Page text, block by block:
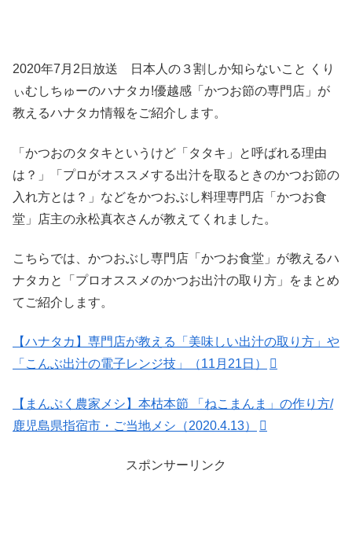
2020年7月2日放送 日本人の３割しか知らないこと くり
ぃむしちゅーのハナタカ!優越感「かつお節の専門店」が
教えるハナタカ情報をご紹介します。
「かつおのタタキというけど「タタキ」と呼ばれる理由
は？」「プロがオススメする出汁を取るときのかつお節の
入れ方とは？」などをかつおぶし料理専門店「かつお食
堂」店主の永松真衣さんが教えてくれました。
こちらでは、かつおぶし専門店「かつお食堂」が教えるハ
ナタカと「プロオススメのかつお出汁の取り方」をまとめ
てご紹介します。
【ハナタカ】専門店が教える「美味しい出汁の取り方」や
「こんぶ出汁の電子レンジ技」（11月21日）
【まんぷく農家メシ】本枯本節 「ねこまんま」の作り方/
鹿児島県指宿市・ご当地メシ（2020.4.13）
スポンサーリンク